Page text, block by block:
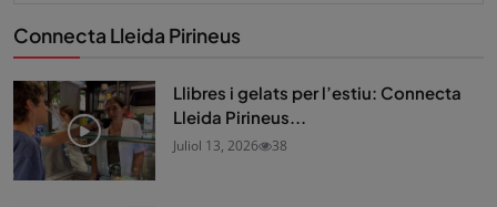
Connecta Lleida Pirineus
Llibres i gelats per l’estiu: Connecta
Lleida Pirineus...
Juliol 13, 2026 38